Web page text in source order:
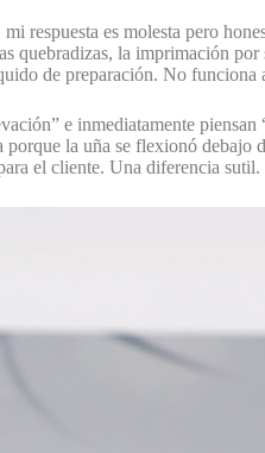
respuesta es molesta pero
quebradizas, la imprimación
de preparación. No funciona
e inmediatamente piensan
la uña se flexionó debajo
el cliente. Una diferencia